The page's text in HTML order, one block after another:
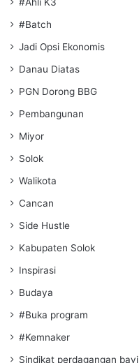
#Batch
Jadi Opsi Ekonomis
Danau Diatas
PGN Dorong BBG
Pembangunan
Miyor
Solok
Walikota
Cancan
Side Hustle
Kabupaten Solok
Inspirasi
Budaya
#Buka program
#Kemnaker
Sindikat perdagangan bayi